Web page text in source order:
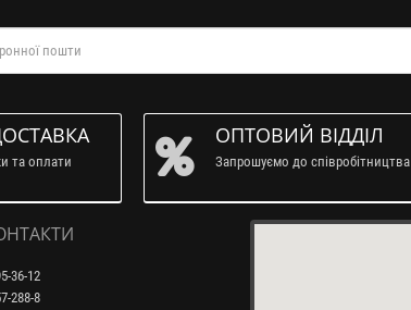
та оплати
ОПТОВИЙ ВІДДІЛ
Запрошуємо до співробітництва
36-12
288-8